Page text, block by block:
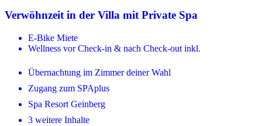
Verwöhnzeit in der Villa mit Private Spa
E-Bike Miete
Wellness vor Check-in & nach Check-out inkl.
Übernachtung im Zimmer deiner Wahl
Zugang zum SPAplus
Spa Resort Geinberg
3 weitere Inhalte